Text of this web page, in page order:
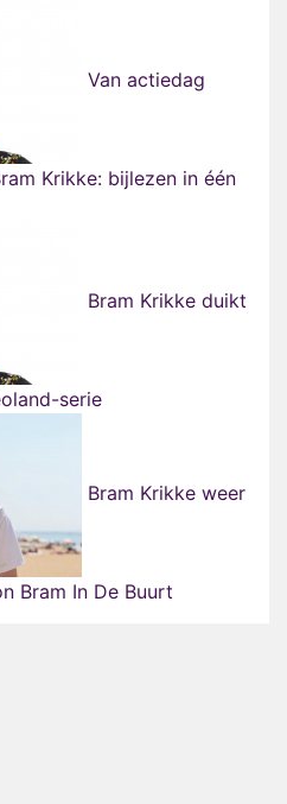
Van actiedag
Krikke: bijlezen in één
Bram Krikke duikt
serie
Bram Krikke weer
Bram In De Buurt